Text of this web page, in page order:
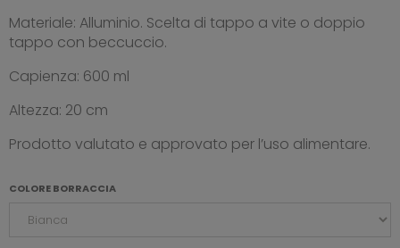
Materiale: Alluminio. Scelta di tappo a vite o doppio
tappo con beccuccio.
Capienza: 600 ml
Altezza: 20 cm
Prodotto valutato e approvato per l’uso alimentare.
COLORE BORRACCIA